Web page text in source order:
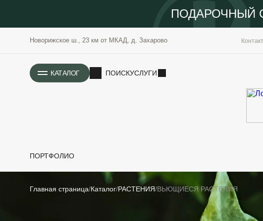
ПОДАРОЧНЫЙ
Новорижское ш., 23 км от МКАД, д. Захарово
КАТАЛОГ ПОИСКУСЛУГИ
ПОРТФОЛИО
РАСТЕНИЯ
ОЗЕЛЕНЕНИЕ
ИСТОРИЯ
Главная страница Каталог РАСТЕНИЯ ВЬЮЩИЕСЯ РАСТЕНИЯ